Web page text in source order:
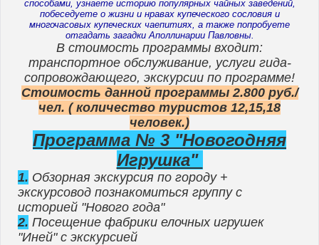
способами, узнаете историю популярных чайных заведений,
побеседуете о жизни и нравах купеческого сословия и
многочасовых купеческих чаепитиях, а также попробуете
отгадать загадки Аполлинарии Павловны.
В стоимость программы входит:
транспортное обслуживание, услуги гида-
сопровождающего, экскурсии по программе!
Стоимость данной программы 2.800 руб./
чел. ( количество туристов 12,15,18
человек.)
Программа № 3 "Новогодняя
Игрушка"
1. Обзорная экскурсия по городу +
экскурсовод познакомиться группу с
историей "Нового года"
2. Посещение фабрики елочных игрушек
"Иней" с экскурсией